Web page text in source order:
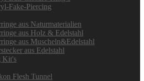
Fake-Piercing
aus Naturmaterialien
aus Holz & Edelstahl
aus Muscheln&Edelstahl
aus Edelstahl
Kit's
Flesh Tunnel